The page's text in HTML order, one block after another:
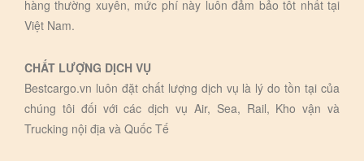
hàng thường xuyên, mức phí này luôn đảm bảo tôt nhất tại
Việt Nam.
CHẤT LƯỢNG DỊCH VỤ
Bestcargo.vn luôn đặt chất lượng dịch vụ là lý do tồn tại của
chúng tôi đối với các dịch vụ Air, Sea, Rail, Kho vận và
Trucking nội địa và Quốc Tế